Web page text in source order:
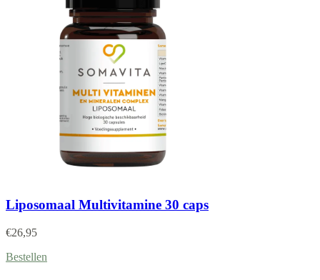
Liposomaal Multivitamine 30 caps
€26,95
Bestellen